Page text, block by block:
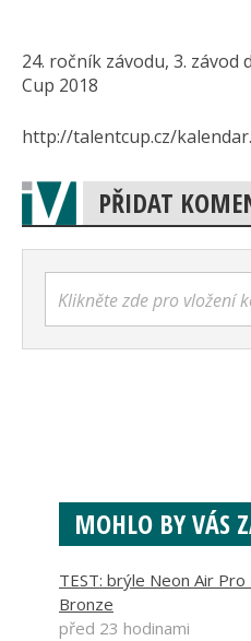
24. ročník závodu, 3.
Cup 2018
http://talentcup.cz/
PŘIDAT
Klikněte zde pro vložení
MOHLO BY VÁS
TEST: brýle Neon Air
Bronze
před 23 hodinami